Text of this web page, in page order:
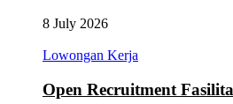
8 July 2026
Lowongan Kerja
Open Recruitment